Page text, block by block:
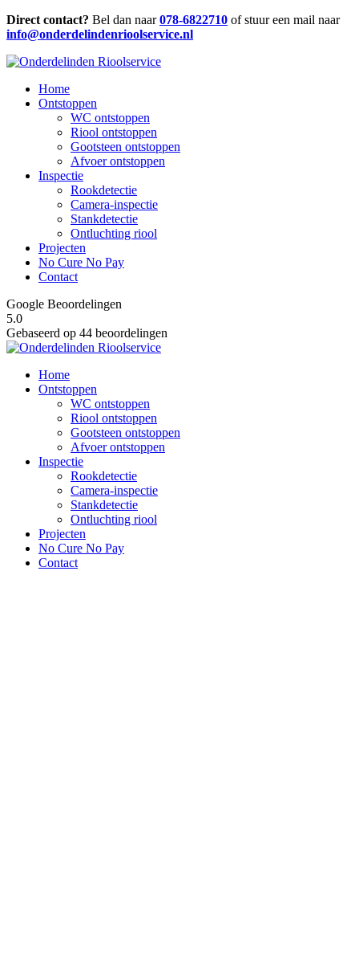
Direct contact? Bel dan naar078-6822710 of stuur een mail naar
info@onderdelindenrioolservice.nl
Home
Ontstoppen
WC ontstoppen
Riool ontstoppen
Gootsteen ontstoppen
Afvoer ontstoppen
Inspectie
Rookdetectie
Camera-inspectie
Stankdetectie
Ontluchting riool
Projecten
No Cure No Pay
Contact
Google Beoordelingen
5.0
Gebaseerd op 44 beoordelingen
Home
Ontstoppen
WC ontstoppen
Riool ontstoppen
Gootsteen ontstoppen
Afvoer ontstoppen
Inspectie
Rookdetectie
Camera-inspectie
Stankdetectie
Ontluchting riool
Projecten
No Cure No Pay
Contact